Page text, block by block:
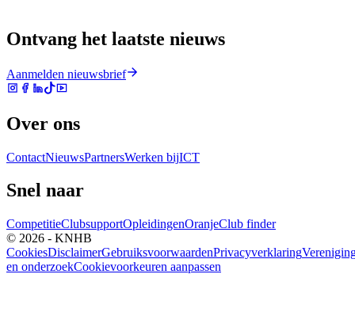
Ontvang het laatste nieuws
Aanmelden nieuwsbrief
Over ons
ContactNieuwsPartnersWerken bijICT
Snel naar
CompetitieClubsupportOpleidingenOranjeClub finder
© 2026 - KNHB
CookiesDisclaimerGebruiksvoorwaardenPrivacyverklaring
en onderzoekCookievoorkeuren aanpassen